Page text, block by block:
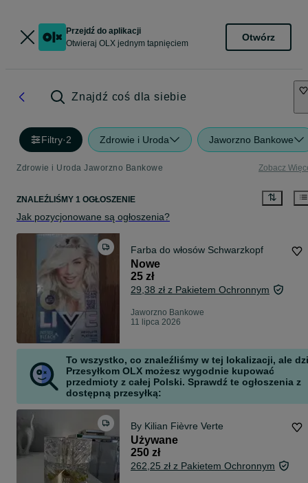
Przejdź do aplikacji
Otwieraj OLX jednym tapnięciem
Otwórz
Znajdź coś dla siebie
Filtry·2 Zdrowie i Uroda Jaworzno Bankowe
Zdrowie i Uroda Jaworzno Bankowe Zobacz
ZNALEŹLIŚMY 1 OGŁOSZENIE
Jak pozycjonowane są ogłoszenia?
Farba do włosów Schwarzkopf
Nowe
25 zł
29,38 zł z Pakietem Ochronnym
Jaworzno Bankowe
11 lipca 2026
To wszystko, co znaleźliśmy w tej lokalizacji, ale
Przesyłkom OLX możesz wygodnie kupować
przedmioty z całej Polski. Sprawdź te ogłoszenia z
dostępną przesyłką:
By Kilian Fièvre Verte
Używane
250 zł
262,25 zł z Pakietem Ochronnym